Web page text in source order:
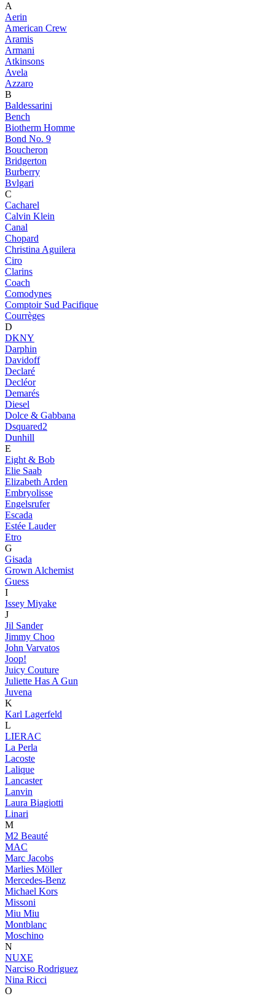
A
Aerin
American Crew
Aramis
Armani
Atkinsons
Avela
Azzaro
B
Baldessarini
Bench
Biotherm Homme
Bond No. 9
Boucheron
Bridgerton
Burberry
Bvlgari
C
Cacharel
Calvin Klein
Canal
Chopard
Christina Aguilera
Ciro
Clarins
Coach
Comodynes
Comptoir Sud Pacifique
Courrèges
D
DKNY
Darphin
Davidoff
Declaré
Decléor
Demarés
Diesel
Dolce & Gabbana
Dsquared2
Dunhill
E
Eight & Bob
Elie Saab
Elizabeth Arden
Embryolisse
Engelsrufer
Escada
Estée Lauder
Etro
G
Gisada
Grown Alchemist
Guess
I
Issey Miyake
J
Jil Sander
Jimmy Choo
John Varvatos
Joop!
Juicy Couture
Juliette Has A Gun
Juvena
K
Karl Lagerfeld
L
LIERAC
La Perla
Lacoste
Lalique
Lancaster
Lanvin
Laura Biagiotti
Linari
M
M2 Beauté
MAC
Marc Jacobs
Marlies Möller
Mercedes-Benz
Michael Kors
Missoni
Miu Miu
Montblanc
Moschino
N
NUXE
Narciso Rodriguez
Nina Ricci
O